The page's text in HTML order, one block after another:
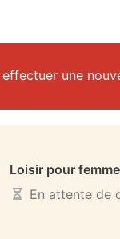
une
Loisir pour
En attente de